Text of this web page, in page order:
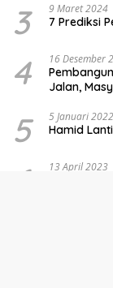
3 9 Maret 2024
7 Prediksi
4 16 Desember
Jalan,
5 5 Januari 2022
Hamid
6 13 April 2023